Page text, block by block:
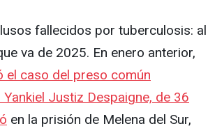
fallecidos por tuberculosis: al
va de 2025. En enero anterior,
el caso del preso común
Justiz Despaigne, de 36
en la prisión de Melena del Sur,